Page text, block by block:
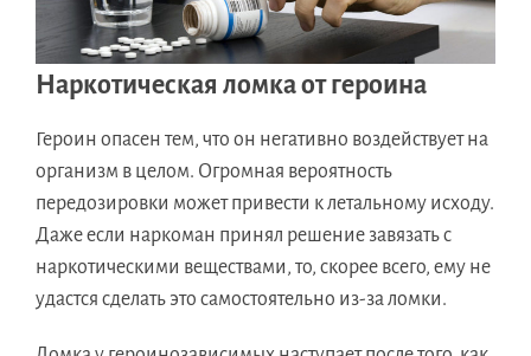
Наркотическая ломка от героина
Героин опасен тем, что он негативно воздействует на
организм в целом. Огромная вероятность
передозировки может привести к летальному исходу.
Даже если наркоман принял решение завязать с
наркотическими веществами, то, скорее всего, ему не
удастся сделать это самостоятельно из-за ломки.